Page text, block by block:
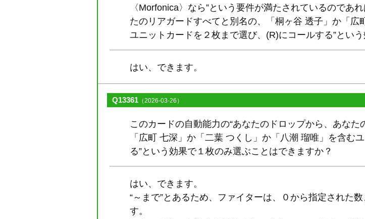
〈Morfonica〉なら”という要件が満たされているのであ
たのリアガードすべてと別名の、「桐ヶ谷 透子」か「
ユニットカードを２枚まで選び、(R)にコールする”とい
はい、できます。
Q13361 （2026-03-26）
このカードの自動能力の“あなたのドロップから、あな
「広町 七深」か「二葉 つくし」か「八潮 瑠唯」を含む
る”という効果で１枚のみ選ぶことはできますか？
はい、できます。
“～まで”とあるため、ファイターは、０から指定された
す。